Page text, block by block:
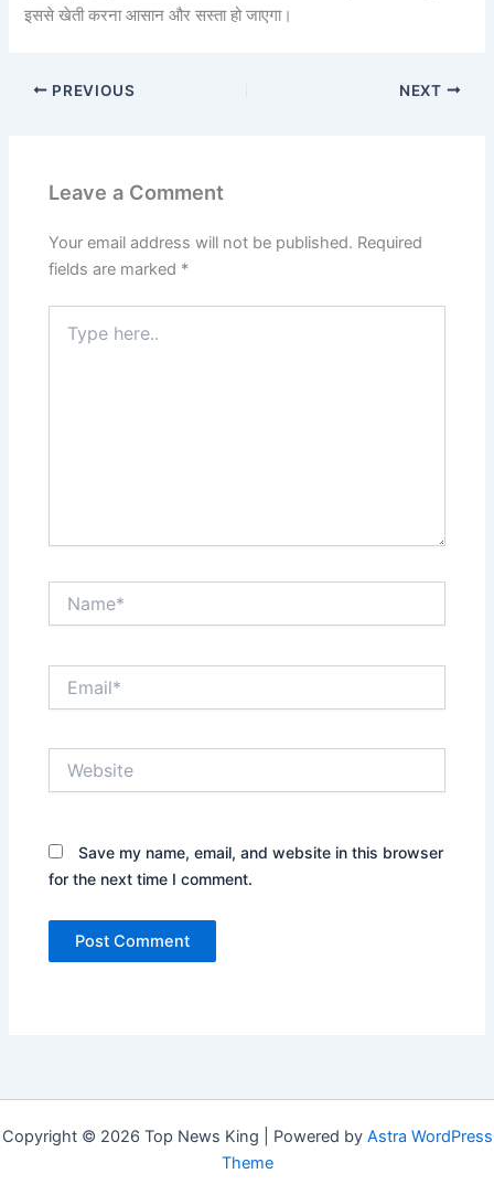
इससे खेती करना आसान और सस्ता हो जाएगा।
PREVIOUS NEXT
Leave a Comment
Your email address will not be published. Required
fields are marked *
here..
Save my name, email, and website in this browser
for the next time I comment.
Copyright © 2026 Top News King | Powered by Astra WordPress
Theme